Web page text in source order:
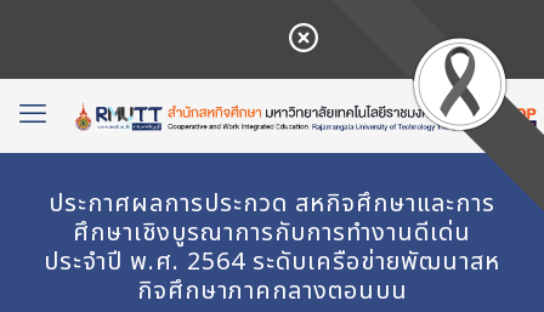
ประกาศผลการประกวด สหกิจศึกษาและการ
ศึกษาเชิงบูรณาการกับการทำงานดีเด่น
ประจำปี พ.ศ. 2564 ระดับเครือข่ายพัฒนาสห
กิจศึกษาภาคกลางตอนบน